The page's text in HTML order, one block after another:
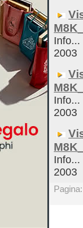
Info...
2003
Info...
2003
Info...
2003